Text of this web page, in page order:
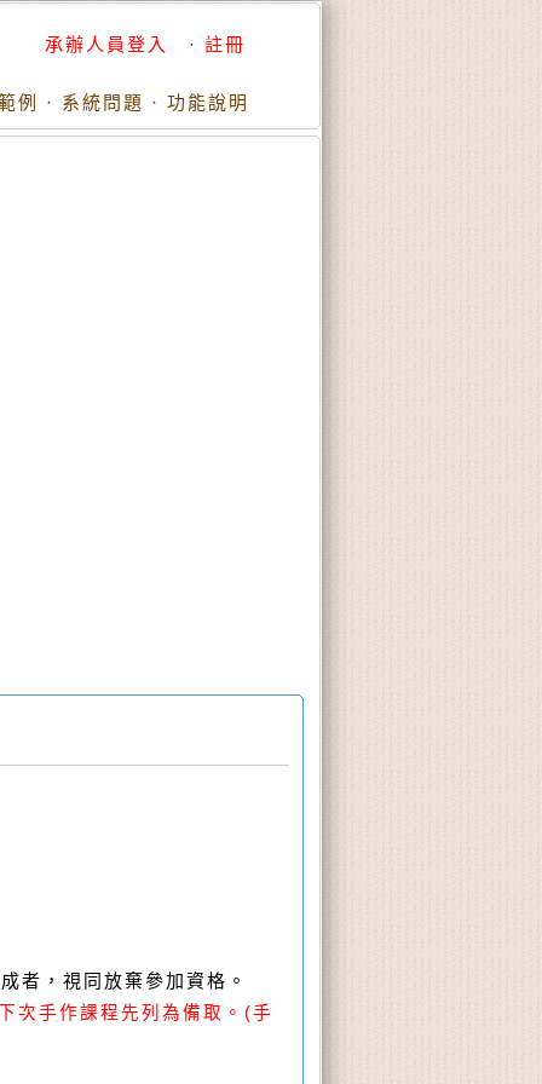
承辦人員登入 · 註冊
例 · 系統問題 · 功能說明
者，視同放棄參加資格。
次手作課程先列為備取。 (手